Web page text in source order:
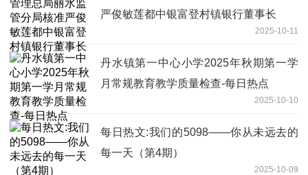
严俊敏莲都中银富登村镇银行董事长
2025-10-11
丹水镇第一中心小学2025年秋期第一学
月常规教育教学质量检查-每日热点
2025-10-10
每日热文:我们的5098——你从未远去的
每一天（第4期）
2025-10-09